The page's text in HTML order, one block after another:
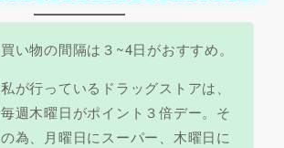
買い物の間隔は３~4日がおすすめ。
私が行っているドラッグストアは、
毎週木曜日がポイント３倍デー。そ
の為、月曜日にスーパー、木曜日に